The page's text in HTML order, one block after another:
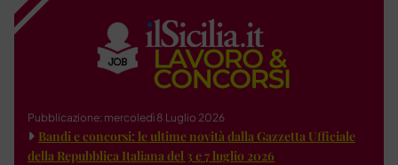
Pubblicazione: mercoledì 8 Luglio 2026
Bandi e concorsi: le ultime novità dalla Gazzetta Ufficiale
della Repubblica Italiana del 3 e 7 luglio 2026